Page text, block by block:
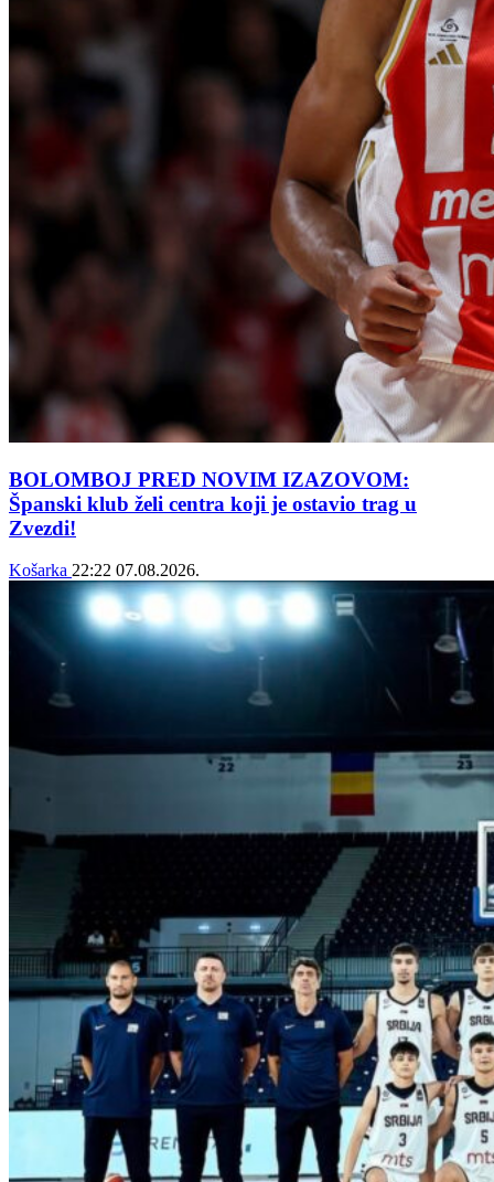
BOLOMBOJ PRED NOVIM IZAZOVOM:
Španski klub želi centra koji je ostavio trag u
Zvezdi!
Košarka 22:22 07.08.2026.